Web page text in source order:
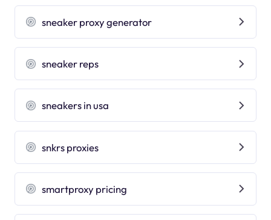
sneaker proxy generator
sneaker reps
sneakers in usa
snkrs proxies
smartproxy pricing